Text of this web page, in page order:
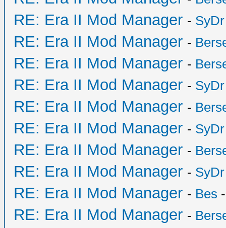
RE: Era II Mod Manager - SyDr
RE: Era II Mod Manager -
RE: Era II Mod Manager -
RE: Era II Mod Manager - SyDr
RE: Era II Mod Manager -
RE: Era II Mod Manager - SyDr
RE: Era II Mod Manager -
RE: Era II Mod Manager - SyDr
RE: Era II Mod Manager - Bes
RE: Era II Mod Manager -